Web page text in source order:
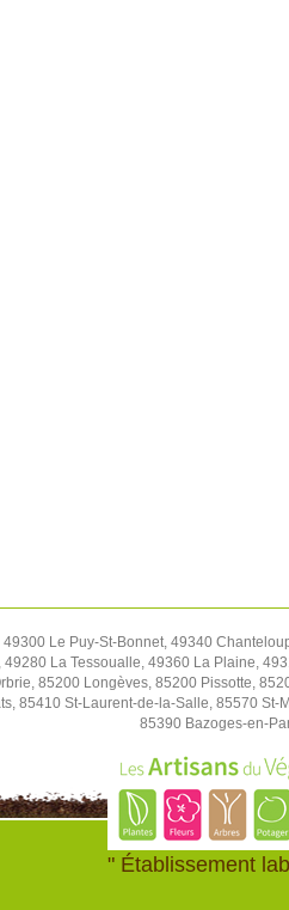
49300 Le Puy-St-Bonnet, 49340
La Tessoualle, 49360 La Plaine,
85200 Longèves, 85200 Pissotte,
85410 St-Laurent-de-la-Salle, 85570
85390 Bazoges-en-
" Établissement